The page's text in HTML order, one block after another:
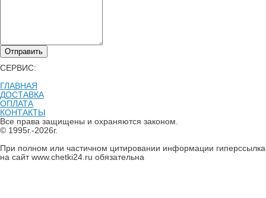
Отправить
СЕРВИС:
ГЛАВНАЯ
ДОСТАВКА
ОПЛАТА
КОНТАКТЫ
Все права защищены и охраняются законом.
© 1995г.-2026г.
При полном или частичном цитировании информации гиперссылка
на сайт www.chetki24.ru обязательна